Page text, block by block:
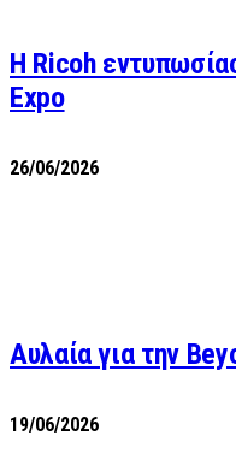
Η Ricoh
Expo
26/06/2026
Αυλαία για την
19/06/2026